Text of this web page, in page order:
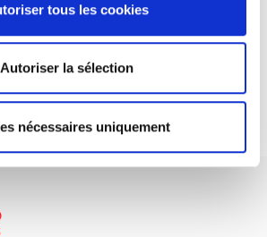
tous les cookies
Autoriser la sélection
nécessaires uniquement
VOUS À NOS
REVUES
Je m’abonne